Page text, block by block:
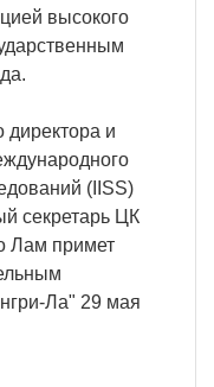
высокого
и
(IISS)
секретарь ЦК
Лам примет
Ла" 29 мая